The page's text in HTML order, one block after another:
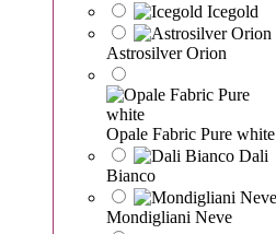
Icegold
Astrosilver Orion
Opale Fabric Pure white
Dali
Bianco
Mondigliani Neve